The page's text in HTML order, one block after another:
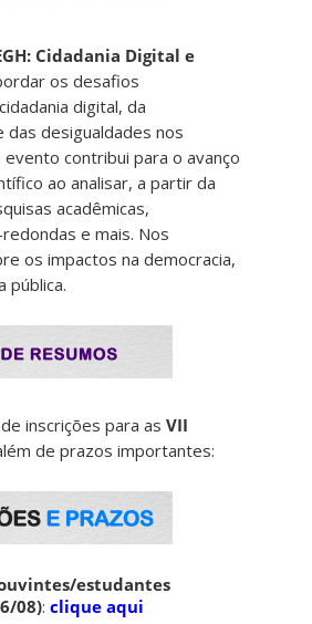
Cidadania Digital e
os desafios
digital, da
das desigualdades nos
contribui para o avanço
ao analisar, a partir da
acadêmicas,
e mais. Nos
os impactos na democracia,
pública.
inscrições para asVII
de prazos importantes:
estudantes
08):clique aqui